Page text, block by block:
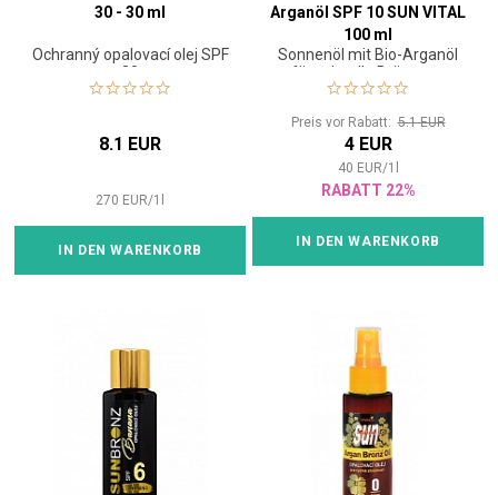
30 - 30 ml
Ochranný opalovací olej SPF
30
8.1 EUR
270 EUR/1
IN DEN WARENKORB
Arganöl SPF 10 SUN VITAL
100 ml
Sonnenöl mit Bio-Arganöl
für schnelle Bräunung
Preis vor Rabatt:5.1 EUR
4 EUR
40 EUR/1
RABATT 22%
IN DEN WARENKORB